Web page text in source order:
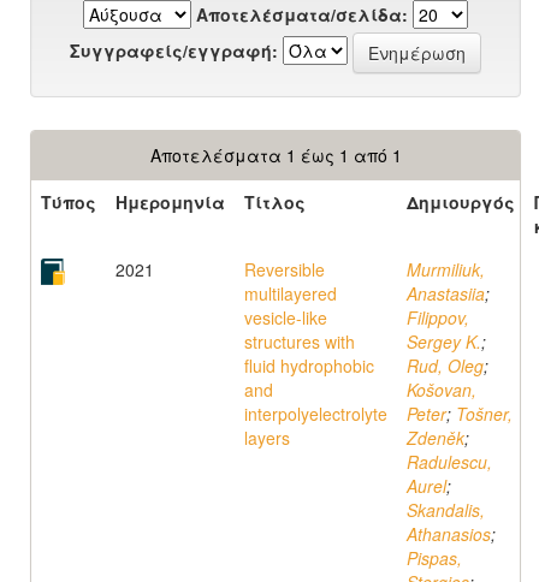
Αποτελέσματα/σελίδα:
Συγγραφείς/εγγραφή:
Αποτελέσματα 1 έως 1 από 1
Τύπος
Ημερομηνία Τίτλος Δημιουργός
2021
Reversible
multilayered
vesicle-like
structures with
fluid hydrophobic
and
interpolyelectrolyte
layers
Murmiliuk,
Anastasiia;
Filippov,
Sergey K.;
Rud, Oleg;
Košovan,
Peter; Tošner,
Zdeněk;
Radulescu,
Aurel;
Skandalis,
Athanasios;
Pispas,